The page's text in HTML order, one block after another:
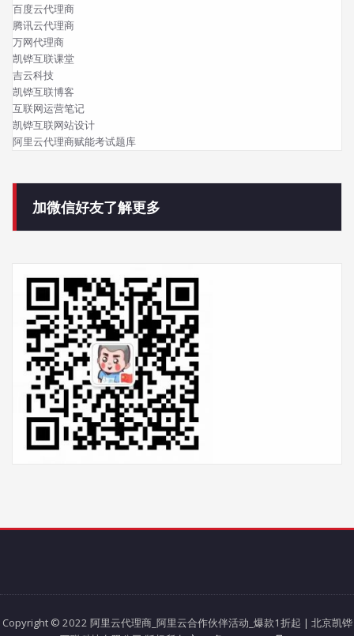
百度云代理商
腾讯云代理商
万网代理商
凯铧互联课堂
吉云科技
凯铧互联博客
互联网运营笔记
凯铧互联网站设计
阿里云代理商赋能考试题库
加微信好友了解更多
Copyright © 2022 阿里云代理商_阿里云合作伙伴活动_爆款1折起 | 北京凯铧